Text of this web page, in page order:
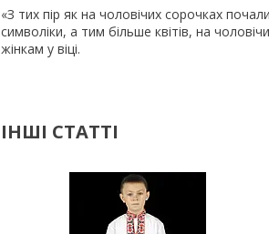
«З тих пір як на чоловічих сорочках
символіки, а тим більше квітів, на
жінкам у віці.
ІНШІ СТАТТІ